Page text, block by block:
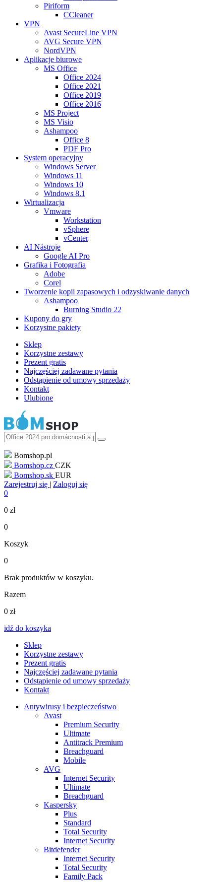
Piriform
CCleaner
VPN
Avast SecureLine VPN
AVG Secure VPN
NordVPN
Aplikacje biurowe
MS Office
Office 2024
Office 2021
Office 2019
Office 2016
MS Project
MS Visio
Ashampoo
Office 8
PDF Pro
System operacyjny
Windows Server
Windows 11
Windows 10
Windows 8.1
Wirtualizacja
Vmware
Workstation
vSphere
vCenter
AI Nástroje
Google AI Pro
Grafika i Fotografia
Adobe
Corel
Tworzenie kopii zapasowych i odzyskiwanie danych
Ashampoo
Burning Studio 22
Kupony do gry
Korzystne pakiety
Sklep
Korzystne zestawy
Prezent gratis
Najczęściej zadawane pytania
Odstąpienie od umowy sprzedaży
Kontakt
Ulubione
Bomshop.pl
Bomshop.cz CZK
Bomshop.sk EUR
Zarejestruj się | Zaloguj się
0
0 zł
0
Koszyk
0
Brak produktów w koszyku.
Razem
0 zł
idź do koszyka
Sklep
Korzystne zestawy
Prezent gratis
Najczęściej zadawane pytania
Odstąpienie od umowy sprzedaży
Kontakt
Antywirusy i bezpieczeństwo
Avast
Premium Security
Ultimate
Antitrack Premium
Breachguard
Mobile
AVG
Internet Security
Ultimate
Breachguard
Kaspersky
Plus
Standard
Total Security
Internet Security
Bitdefender
Internet Security
Total Security
Family Pack